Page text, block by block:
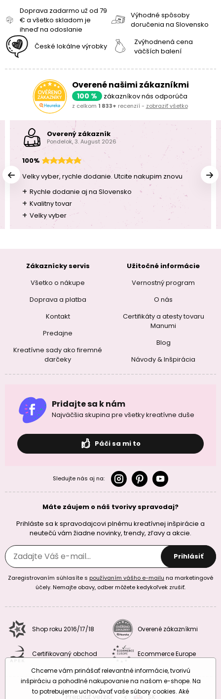
Doprava zadarmo už od 79
€ a všetko skladom je
ihneď na odoslanie
Výhodné spôsoby
doručenia na Slovensko
České lokálne výrobky
Zvýhodnená cena
väčších balení
Overené našimi zákazníkmi
100 % zákazníkov nás odporúča
z celkom 1 833+ recenzií - zobraziť všetko
Overený zákazník
Pondelok, 3. August 2026
100%
Velky vyber, rychle dodanie. Utcite nakupim znovu
+ Rychle dodanie aj na Slovensko
+ Kvalitny tovar
+ Velky vyber
Zákaznícky servis
Všetko o nákupe
Doprava a platba
Kontakt
Predajne
Kreatívne sady ako firemné
darčeky
Užitočné informácie
Vernostný program
O nás
Certifikáty a atesty tovaru
Manumi
Blog
Návody & Inšpirácia
Pridajte sa k nám
Najväčšia skupina pre všetky kreatívne duše
Páči sa mi to
Sledujte nás aj na:
Máte záujem o náš tvorivy spravodaj?
Prihláste sa k spravodajcovi plnému kreatívnej inšpirácie a
neutečú vám žiadne novinky, trendy, zľavy a akcie.
Prihlásiť
Zaregistrovaním súhlasíte s používaním vášho e-mailu na marketingové
účely. Nemajte obavy, odber môžete kedykoľvek zrušiť.
Shop roku 2016/17/18 Overené zákazníkmi
Certifikovaný obchod Ecommerce Europe
Prepnúť verziu: CZSK
Chceme vám prinášať relevantné informácie, tvorivú
inšpiráciu a pohodlné nakupovanie na našom e-shope. Na
to potrebujeme uchovávať vaše súbory cookies. Aké